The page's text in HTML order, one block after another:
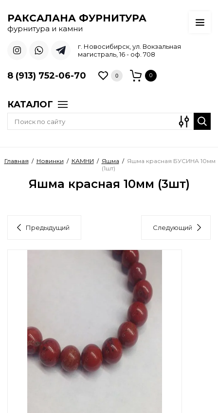
РАКСАЛАНА ФУРНИТУРА
фурнитура и камни
г. Новосибирск, ул. Вокзальная
магистраль, 16 - оф. 708
8 (913) 752-06-70 0 0
КАТАЛОГ
Главная / Новинки / КАМНИ / Яшма / Яшма красная БУСИНА 10мм
(1шт)
Яшма красная 10мм (3шт)
Предыдущий Следующий